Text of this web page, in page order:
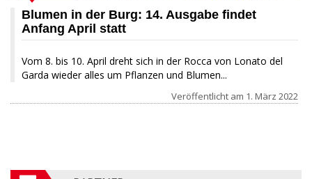
Blumen in der Burg: 14. Ausgabe findet
Anfang April statt
Vom 8. bis 10. April dreht sich in der Rocca von Lonato del
Garda wieder alles um Pflanzen und Blumen...
Veröffentlicht am 1. März 2022